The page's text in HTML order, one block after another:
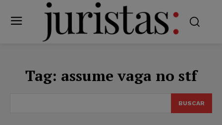
Tag: assume vaga no stf
BUSCAR